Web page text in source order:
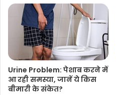
Urine Problem: पेशाब करने में
आ रही समस्या, जानें ये किस
बीमारी के संकेत?